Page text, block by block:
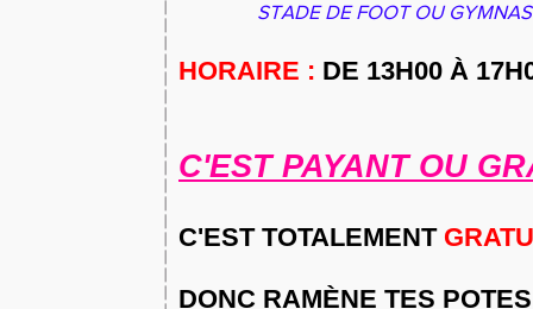
STADE DE FOOT OU
HORAIRE : DE 13H00 À
C'EST PAYANT OU
C'EST TOTALEMENT
DONC RAMÈNE TES